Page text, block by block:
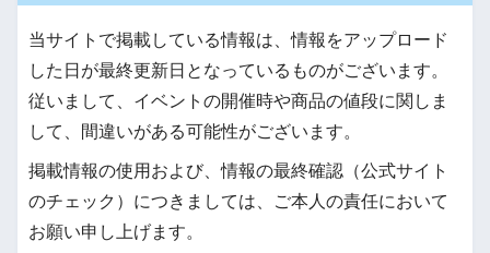
当サイトで掲載している情報は、情報をアップロード
した日が最終更新日となっているものがございます。
従いまして、イベントの開催時や商品の値段に関しま
して、間違いがある可能性がございます。
掲載情報の使用および、情報の最終確認（公式サイト
のチェック）につきましては、ご本人の責任において
お願い申し上げます。